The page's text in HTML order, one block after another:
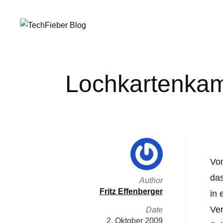
in
Author
Fritz Effenberger
Date
2. Oktober 2009